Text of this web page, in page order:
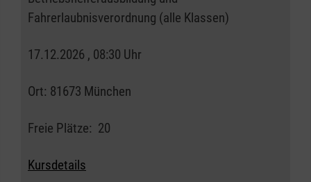
Fahrerlaubnisverordnung (alle Klassen)
17.12.2026 , 08:30 Uhr
Ort: 81673 München
Freie Plätze: 20
Kursdetails